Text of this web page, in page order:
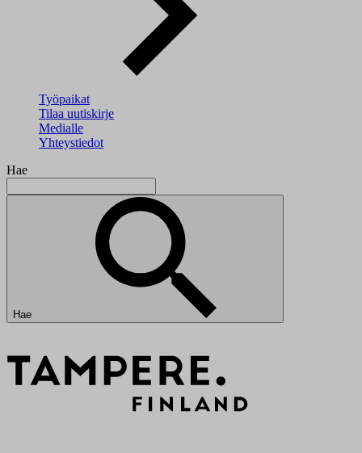
Työpaikat
Tilaa uutiskirje
Medialle
Yhteystiedot
Hae
Hae